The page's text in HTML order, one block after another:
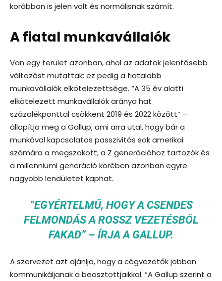
korábban is jelen volt és normálisnak számít.
A fiatal munkavállalók
Van egy terület azonban, ahol az adatok jelentősebb
változást mutattak: ez pedig a fiatalabb
munkavállalók elkötelezettsége. “A 35 év alatti
elkötelezett munkavállalók aránya hat
százalékponttal csökkent 2019 és 2022 között” –
állapítja meg a Gallup, ami arra utal, hogy bár a
munkával kapcsolatos passzivitás sok amerikai
számára a megszokott, a Z generációhoz tartozók és
a millenniumi generáció körében azonban egyre
nagyobb lendületet kaphat.
“EGYÉRTELMŰ, HOGY A CSENDES
FELMONDÁS A ROSSZ VEZETÉSBŐL
FAKAD” – ÍRJA A GALLUP.
A szervezet azt ajánlja, hogy a cégvezetők jobban
kommunikáljanak a beosztottjaikkal. “A Gallup szerint a